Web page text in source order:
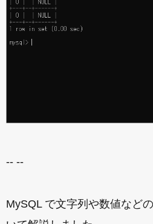
-- --
MySQL で文字列や数値など